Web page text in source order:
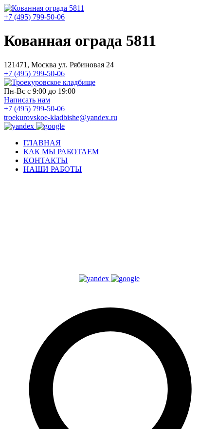
+7 (495) 799-50-06
Кованная ограда 5811
121471, Москва ул. Рябиновая 24
+7 (495) 799-50-06
Пн-Вс с 9:00 до 19:00
Написать нам
+7 (495) 799-50-06
troekurovskoe-kladbishe@yandex.ru
ГЛАВНАЯ
КАК МЫ РАБОТАЕМ
КОНТАКТЫ
НАШИ РАБОТЫ